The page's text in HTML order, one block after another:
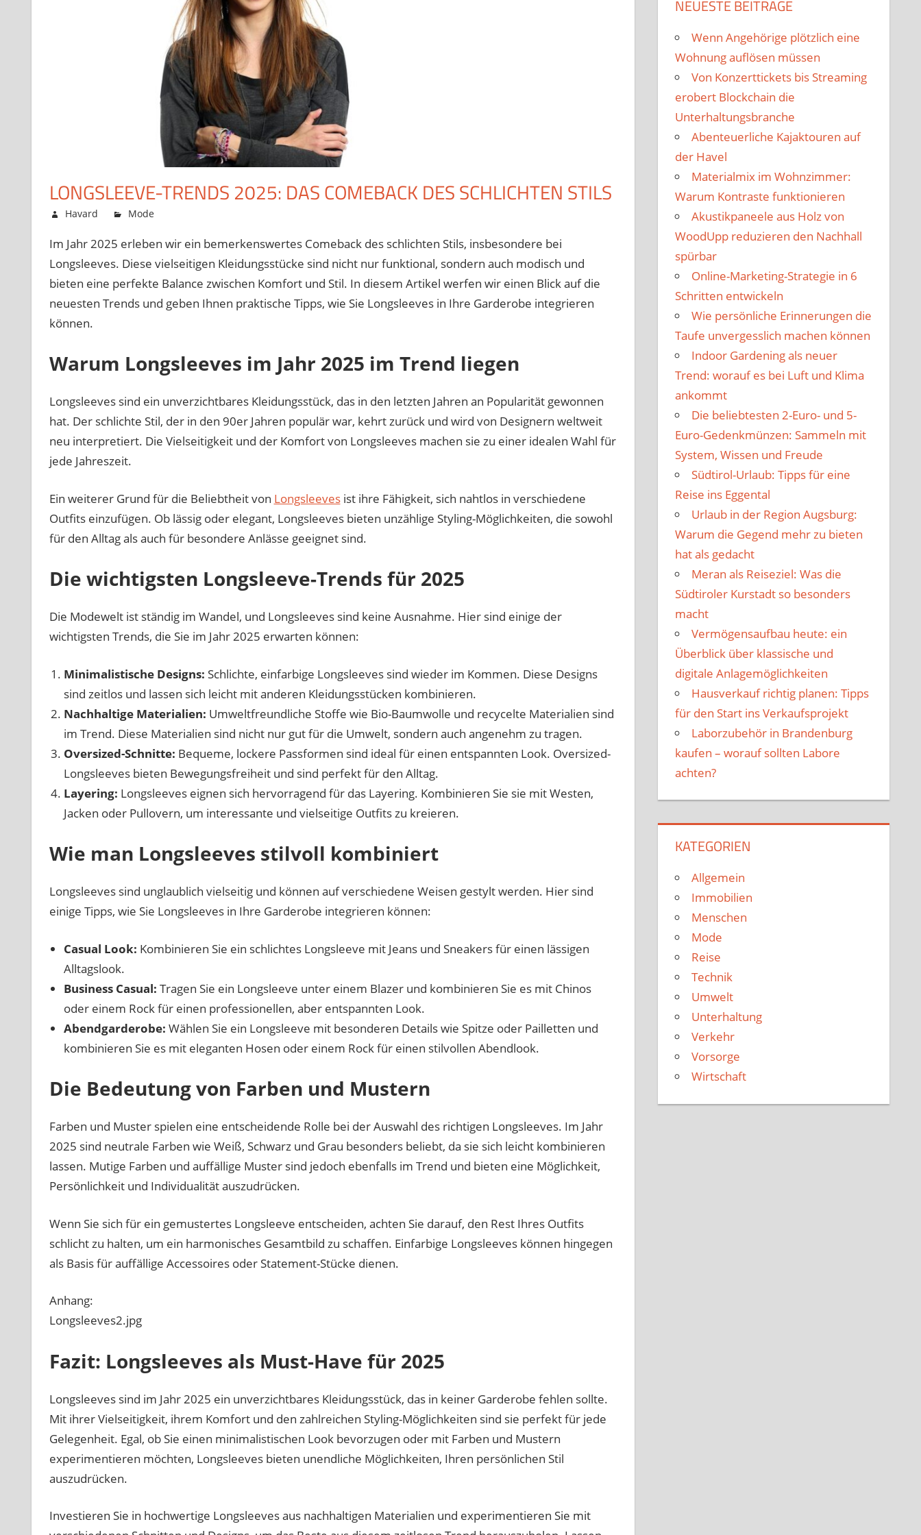
LONGSLEEVE-TRENDS 2025: DAS COMEBACK DES SCHLICHTEN STILS
November 27, 2025
Havard Mode
Trends
2025:
Das
des
Im Jahr 2025 erleben wir ein bemerkenswertes Comeback des schlichten Stils, insbesondere bei
Longsleeves. Diese vielseitigen Kleidungsstücke sind nicht nur funktional, sondern auch modisch und
bieten eine perfekte Balance zwischen Komfort und Stil. In diesem Artikel werfen wir einen Blick auf die
neuesten Trends und geben Ihnen praktische Tipps, wie Sie Longsleeves in Ihre Garderobe integrieren
können.
Warum Longsleeves im Jahr 2025 im Trend liegen
Longsleeves sind ein unverzichtbares Kleidungsstück, das in den letzten Jahren an Popularität gewonnen
hat. Der schlichte Stil, der in den 90er Jahren populär war, kehrt zurück und wird von Designern weltweit
neu interpretiert. Die Vielseitigkeit und der Komfort von Longsleeves machen sie zu einer idealen Wahl für
jede Jahreszeit.
Ein weiterer Grund für die Beliebtheit von Longsleevesist ihre Fähigkeit, sich nahtlos in verschiedene
Outfits einzufügen. Ob lässig oder elegant, Longsleeves bieten unzählige Styling-Möglichkeiten, die sowohl
für den Alltag als auch für besondere Anlässe geeignet sind.
Die wichtigsten Longsleeve-Trends für 2025
Die Modewelt ist ständig im Wandel, und Longsleeves sind keine Ausnahme. Hier sind einige der
wichtigsten Trends, die Sie im Jahr 2025 erwarten können:
Minimalistische Designs: Schlichte, einfarbige Longsleeves sind wieder im Kommen. Diese Designs
sind zeitlos und lassen sich leicht mit anderen Kleidungsstücken kombinieren.
Nachhaltige Materialien: Umweltfreundliche Stoffe wie Bio-Baumwolle und recycelte Materialien sind
im Trend. Diese Materialien sind nicht nur gut für die Umwelt, sondern auch angenehm zu tragen.
Oversized-Schnitte: Bequeme, lockere Passformen sind ideal für einen entspannten Look. Oversized-
Longsleeves bieten Bewegungsfreiheit und sind perfekt für den Alltag.
Layering: Longsleeves eignen sich hervorragend für das Layering. Kombinieren Sie sie mit Westen,
Jacken oder Pullovern, um interessante und vielseitige Outfits zu kreieren.
Wie man Longsleeves stilvoll kombiniert
Longsleeves sind unglaublich vielseitig und können auf verschiedene Weisen gestylt werden. Hier sind
einige Tipps, wie Sie Longsleeves in Ihre Garderobe integrieren können:
Casual Look: Kombinieren Sie ein schlichtes Longsleeve mit Jeans und Sneakers für einen lässigen
Alltagslook.
Business Casual: Tragen Sie ein Longsleeve unter einem Blazer und kombinieren Sie es mit Chinos
oder einem Rock für einen professionellen, aber entspannten Look.
Abendgarderobe: Wählen Sie ein Longsleeve mit besonderen Details wie Spitze oder Pailletten und
kombinieren Sie es mit eleganten Hosen oder einem Rock für einen stilvollen Abendlook.
Die Bedeutung von Farben und Mustern
Farben und Muster spielen eine entscheidende Rolle bei der Auswahl des richtigen Longsleeves. Im Jahr
2025 sind neutrale Farben wie Weiß, Schwarz und Grau besonders beliebt, da sie sich leicht kombinieren
lassen. Mutige Farben und auffällige Muster sind jedoch ebenfalls im Trend und bieten eine Möglichkeit,
Persönlichkeit und Individualität auszudrücken.
Wenn Sie sich für ein gemustertes Longsleeve entscheiden, achten Sie darauf, den Rest Ihres Outfits
schlicht zu halten, um ein harmonisches Gesamtbild zu schaffen. Einfarbige Longsleeves können hingegen
als Basis für auffällige Accessoires oder Statement-Stücke dienen.
Anhang:
Longsleeves2.jpg
Fazit: Longsleeves als Must-Have für 2025
Longsleeves sind im Jahr 2025 ein unverzichtbares Kleidungsstück, das in keiner Garderobe fehlen sollte.
Mit ihrer Vielseitigkeit, ihrem Komfort und den zahlreichen Styling-Möglichkeiten sind sie perfekt für jede
Gelegenheit. Egal, ob Sie einen minimalistischen Look bevorzugen oder mit Farben und Mustern
experimentieren möchten, Longsleeves bieten unendliche Möglichkeiten, Ihren persönlichen Stil
auszudrücken.
Investieren Sie in hochwertige Longsleeves aus nachhaltigen Materialien und experimentieren Sie mit
NEUESTE BEITRÄGE
Wenn Angehörige plötzlich eine
Wohnung auflösen müssen
Von Konzerttickets bis Streaming
erobert Blockchain die
Unterhaltungsbranche
Abenteuerliche Kajaktouren auf
der Havel
Materialmix im Wohnzimmer:
Warum Kontraste funktionieren
Akustikpaneele aus Holz von
WoodUpp reduzieren den Nachhall
spürbar
Online-Marketing-Strategie in 6
Schritten entwickeln
Wie persönliche Erinnerungen die
Taufe unvergesslich machen können
Indoor Gardening als neuer
Trend: worauf es bei Luft und Klima
ankommt
Die beliebtesten 2-Euro- und 5-
Euro-Gedenkmünzen: Sammeln mit
System, Wissen und Freude
Südtirol-Urlaub: Tipps für eine
Reise ins Eggental
Urlaub in der Region Augsburg:
Warum die Gegend mehr zu bieten
hat als gedacht
Meran als Reiseziel: Was die
Südtiroler Kurstadt so besonders
macht
Vermögensaufbau heute: ein
Überblick über klassische und
digitale Anlagemöglichkeiten
Hausverkauf richtig planen: Tipps
für den Start ins Verkaufsprojekt
Laborzubehör in Brandenburg
kaufen – worauf sollten Labore
achten?
KATEGORIEN
Allgemein
Immobilien
Menschen
Mode
Reise
Technik
Umwelt
Unterhaltung
Verkehr
Vorsorge
Wirtschaft